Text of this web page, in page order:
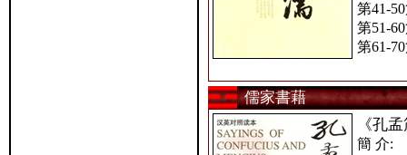
第41-
第51-
第61-
儒家書藉
《孔
簡 介: